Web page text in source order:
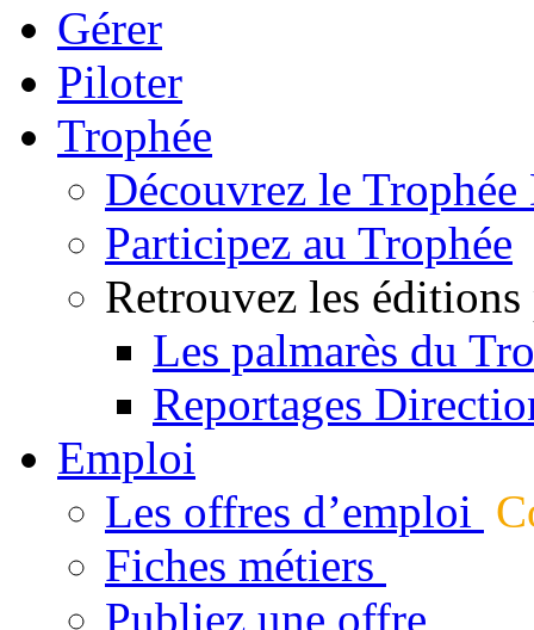
Gérer
Piloter
Trophée
Découvrez le
Participez au Trophée
Retrouvez les éditions
Les palmarès du
Reportages
Emploi
Les offres d’emploi
Fiches métiers
Publiez une offre